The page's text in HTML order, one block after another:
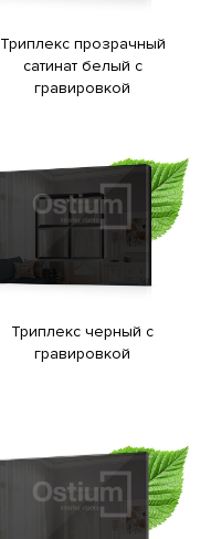
Триплекс прозрачный
сатинат белый с
гравировкой
Триплекс черный с
гравировкой